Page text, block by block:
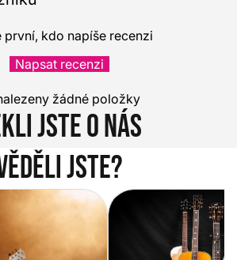
první, kdo napíše recenzi
Napsat recenzi
žádné položky
jste o nás
jste?
shopu Music
Jak vybrat